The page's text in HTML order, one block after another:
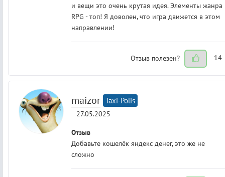
и вещи это очень крутая идея. Элементы жанра
RPG - топ! Я доволен, что игра движется в этом
направлении!
Отзыв полезен? 14
maizor Taxi-Polis
27.05.2025
Отзыв
Добавьте кошелёк яндекс денег, это же не
сложно